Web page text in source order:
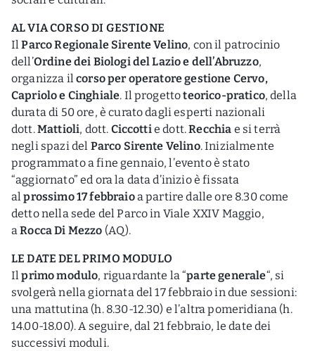
AL VIA CORSO DI GESTIONE
IlParco Regionale Sirente Velino, con il patrocinio
dell’Ordine dei Biologi del Lazio e dell’Abruzzo,
organizza ilcorso per operatore gestione Cervo,
Capriolo e Cinghiale. Il progettoteorico-pratico, della
durata di 50 ore, è curato dagli esperti nazionali
dott.Mattioli, dott. Ciccottie dott.Recchia e si terrà
negli spazi del Parco Sirente Velino. Inizialmente
programmato a fine gennaio, l’evento è stato
“aggiornato” ed ora la data d’inizio è fissata
alprossimo 17 febbraioa partire dalle ore 8.30 come
detto nella sede del Parco in Viale XXIV Maggio,
aRocca Di Mezzo (AQ).
LE DATE DEL PRIMO MODULO
Ilprimo modulo, riguardante la “parte generale“, si
svolgerà nella giornata del 17 febbraio in due sessioni:
una mattutina (h. 8.30-12.30) e l’altra pomeridiana (h.
14.00-18.00). A seguire, dal 21 febbraio, le date dei
successivi moduli.